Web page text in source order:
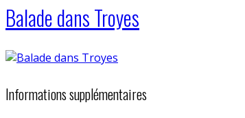
Balade dans Troyes
Informations supplémentaires